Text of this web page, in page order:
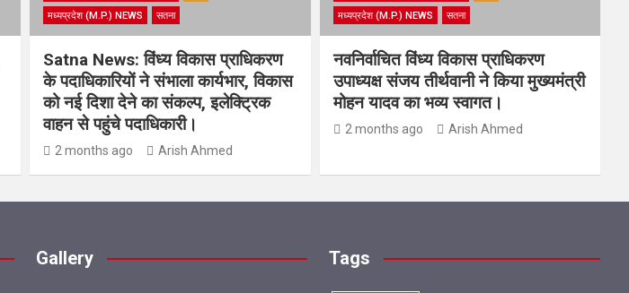
मध्यप्रदेश (M.P.) NEWS
सतना
Satna News: विंध्य विकास प्राधिकरण
के पदाधिकारियों ने संभाला कार्यभार, विकास
को नई दिशा देने का संकल्प, इलेक्ट्रिक
वाहन से पहुंचे पदाधिकारी।
2 months ago Arish Ahmed
मध्यप्रदेश (M.P.) NEWS
सतना
नवनिर्वाचित विंध्य विकास प्राधिकरण
उपाध्यक्ष संजय तीर्थवानी ने किया मुख्यमंत्री
मोहन यादव का भव्य स्वागत।
2 months ago Arish Ahmed
Gallery Tags